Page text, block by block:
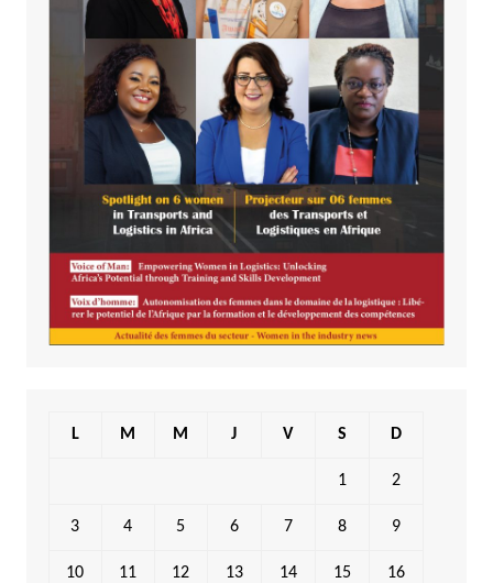
L M M J V S D
1 2
3 4 5 6 7 8 9
10 11 12 13 14 15 16